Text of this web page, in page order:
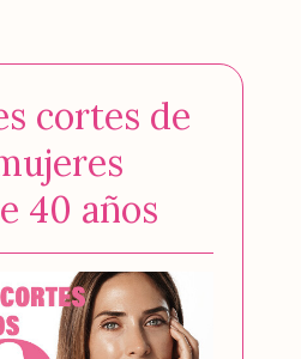
cortes de
40 años